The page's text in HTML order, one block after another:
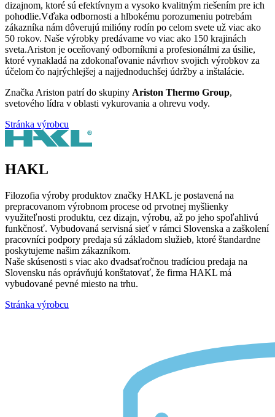
dizajnom, ktoré sú efektívnym a vysoko kvalitným riešením pre ich
pohodlie.Vďaka odbornosti a hlbokému porozumeniu potrebám
zákazníka nám dôverujú milióny rodín po celom svete už viac ako
50 rokov. Naše výrobky predávame vo viac ako 150 krajinách
sveta.Ariston je oceňovaný odborníkmi a profesionálmi za úsilie,
ktoré vynakladá na zdokonaľovanie návrhov svojich výrobkov za
účelom čo najrýchlejšej a najjednoduchšej údržby a inštalácie.
Značka Ariston patrí do skupiny Ariston Thermo Group,
svetového lídra v oblasti vykurovania a ohrevu vody.
Stránka výrobcu
HAKL
Filozofia výroby produktov značky HAKL je postavená na
prepracovanom výrobnom procese od prvotnej myšlienky
využiteľnosti produktu, cez dizajn, výrobu, až po jeho spoľahlivú
funkčnosť. Vybudovaná servisná sieť v rámci Slovenska a zaškolení
pracovníci podpory predaja sú základom služieb, ktoré štandardne
poskytujeme našim zákazníkom.
Naše skúsenosti s viac ako dvadsaťročnou tradíciou predaja na
Slovensku nás oprávňujú konštatovať, že firma HAKL má
vybudované pevné miesto na trhu.
Stránka výrobcu